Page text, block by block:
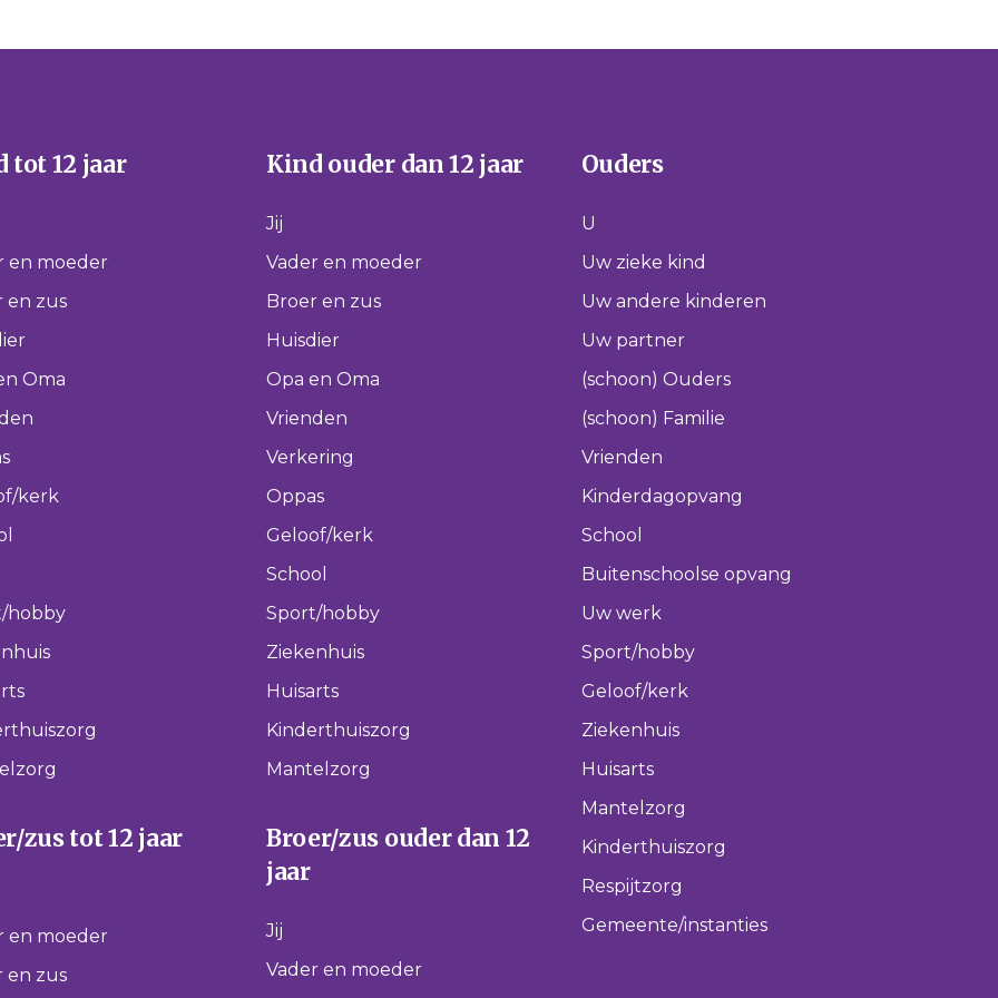
tot 12 jaar
en moeder
en zus
Oma
kerk
hobby
zus tot 12 jaar
en moeder
en zus
Kind ouder dan 12 jaar
Jij
Vader en moeder
Broer en zus
Huisdier
Opa en Oma
Vrienden
Verkering
Oppas
Geloof/kerk
School
Sport/hobby
Ziekenhuis
Huisarts
Kinderthuiszorg
Mantelzorg
Broer/zus ouder dan 12
jaar
Jij
Vader en moeder
Ouders
U
Uw zieke kind
Uw andere kinderen
Uw partner
(schoon) Ouders
(schoon) Familie
Vrienden
Kinderdagopvang
School
Buitenschoolse opvang
Uw werk
Sport/hobby
Geloof/kerk
Ziekenhuis
Huisarts
Mantelzorg
Kinderthuiszorg
Respijtzorg
Gemeente/instanties